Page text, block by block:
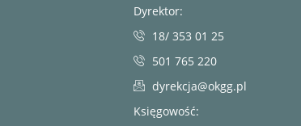
Dyrektor:
18/ 353 01 25
501 765 220
dyrekcja@okgg.pl
Księgowość: